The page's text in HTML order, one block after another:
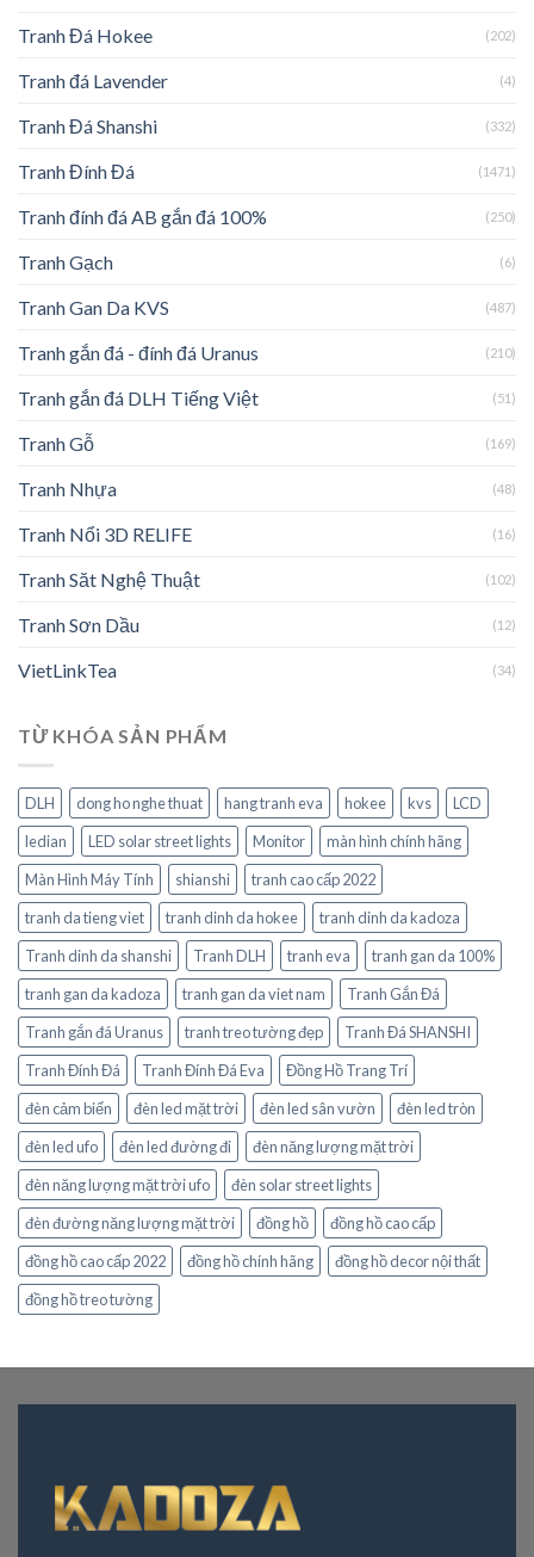
Tranh Đá Hokee
(202)
Tranh đá Lavender (4)
Tranh Đá Shanshi (332)
Tranh Đính Đá (1471)
Tranh đính đá AB gắn đá 100% (250)
Tranh Gạch (6)
Tranh Gan Da KVS (487)
Tranh gắn đá - đính đá Uranus (210)
Tranh gắn đá DLH Tiếng Việt (51)
Tranh Gỗ (169)
Tranh Nhựa (48)
Tranh Nổi 3D RELIFE (16)
Tranh Săt Nghệ Thuật (102)
Tranh Sơn Dầu (12)
VietLinkTea (34)
TỪ KHÓA SẢN PHẨM
DLH dong ho nghe thuat hang tranh eva hokee kvs
LCD
ledian
LED solar street lights Monitor
màn hình chính hãng
Màn Hình Máy Tính
shianshi
tranh cao cấp 2022
tranh da tieng viet
tranh dinh da hokee
tranh dinh da kadoza
Tranh dinh da shanshi
Tranh DLH tranh eva
tranh gan da 100%
tranh gan da kadoza
tranh gan da viet nam
Tranh Gắn Đá
Tranh gắn đá Uranus
tranh treo tường đẹp
Tranh Đá SHANSHI
Tranh Đính Đá
Tranh Đính Đá Eva
Đồng Hồ Trang Trí
đèn cảm biến
đèn led mặt trời đèn led sân vườn
đèn led tròn
đèn led ufo
đèn led đường đi
đèn năng lượng mặt trời
đèn năng lượng mặt trời ufo
đèn solar street lights
đèn đường năng lượng mặt trời
đồng hồ
đồng hồ cao cấp
đồng hồ cao cấp 2022
đồng hồ chính hãng
đồng hồ decor nội thất
đồng hồ treo tường